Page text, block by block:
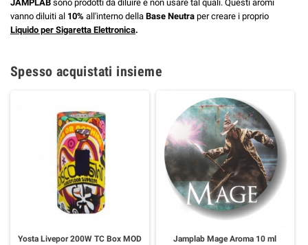
JAMPLAB sono prodotti da diluire e non usare tal quali. Questi aromi
vanno diluiti al 10% all'interno della Base Neutra per creare i proprio
Liquido per Sigaretta Elettronica.
Spesso acquistati insieme
Yosta Livepor 200W TC Box MOD Jamplab Mage Aroma 10 ml